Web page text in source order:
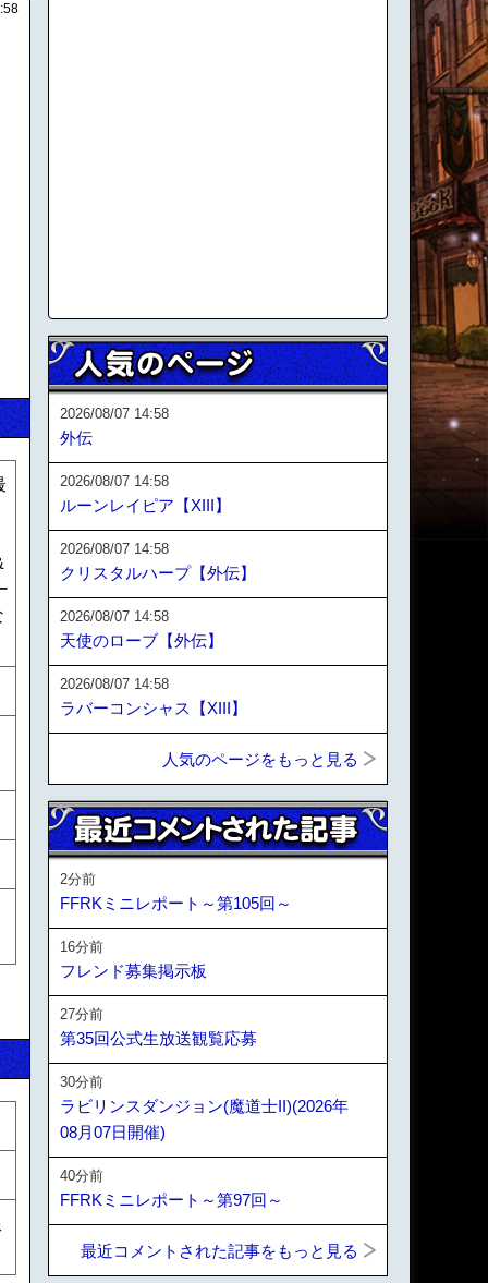
2026/08/07 14:58
外伝
2026/08/07 14:58
ルーンレイピア【XIII】
2026/08/07 14:58
クリスタルハープ【外伝】
2026/08/07 14:58
天使のローブ【外伝】
2026/08/07 14:58
ラバーコンシャス【XIII】
人気のページをもっと見る
2分前
FFRKミニレポート～第105回～
16分前
フレンド募集掲示板
27分前
第35回公式生放送観覧応募
30分前
ラビリンスダンジョン(魔道士II)(2026年
08月07日開催)
40分前
FFRKミニレポート～第97回～
最近コメントされた記事をもっと見る